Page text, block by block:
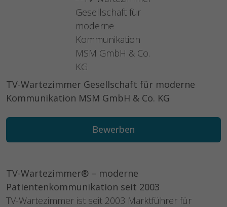
TV-Wartezimmer Gesellschaft für moderne
Kommunikation MSM GmbH & Co. KG
Bewerben
TV-Wartezimmer® – moderne
Patientenkommunikation seit 2003
TV-Wartezimmer ist seit 2003 Marktführer für